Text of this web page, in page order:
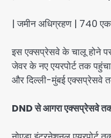
| जमीन अधिग्रहण | 740
इस एक्सप्रेसवे के चालू होने
जेवर के नए एयरपोर्ट तक
और दिल्ली-मुंबई एक्सप्रेसवे
DND से आगरा एक्सप्रेसवे